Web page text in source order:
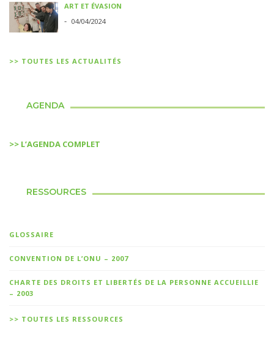
ART ET ÉVASION
- 04/04/2024
>> TOUTES LES ACTUALITÉS
AGENDA
>> L’AGENDA COMPLET
RESSOURCES
GLOSSAIRE
CONVENTION DE L’ONU – 2007
CHARTE DES DROITS ET LIBERTÉS DE LA PERSONNE ACCUEILLIE
– 2003
>> TOUTES LES RESSOURCES